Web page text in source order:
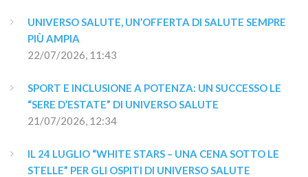
UNIVERSO SALUTE, UN’OFFERTA DI SALUTE SEMPRE
PIÙ AMPIA
22/07/2026, 11:43
SPORT E INCLUSIONE A POTENZA: UN SUCCESSO LE
“SERE D’ESTATE” DI UNIVERSO SALUTE
21/07/2026, 12:34
IL 24 LUGLIO “WHITE STARS – UNA CENA SOTTO LE
STELLE” PER GLI OSPITI DI UNIVERSO SALUTE